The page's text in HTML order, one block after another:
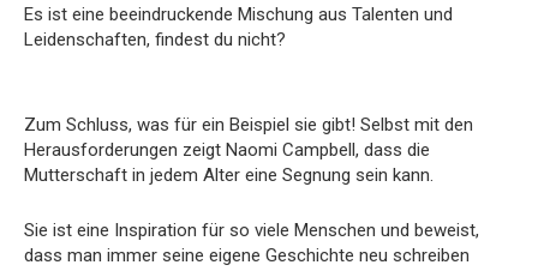
Es ist eine beeindruckende Mischung aus Talenten und
Leidenschaften, findest du nicht?
Zum Schluss, was für ein Beispiel sie gibt! Selbst mit den
Herausforderungen zeigt Naomi Campbell, dass die
Mutterschaft in jedem Alter eine Segnung sein kann.
Sie ist eine Inspiration für so viele Menschen und beweist,
dass man immer seine eigene Geschichte neu schreiben